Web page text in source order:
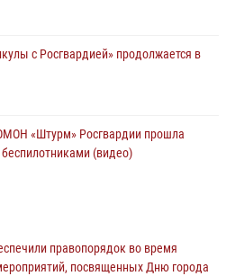
с Росгвардией» продолжается в
«Штурм» Росгвардии прошла
(видео)
уникального передвижного
правопорядок во время
посвященных Дню города